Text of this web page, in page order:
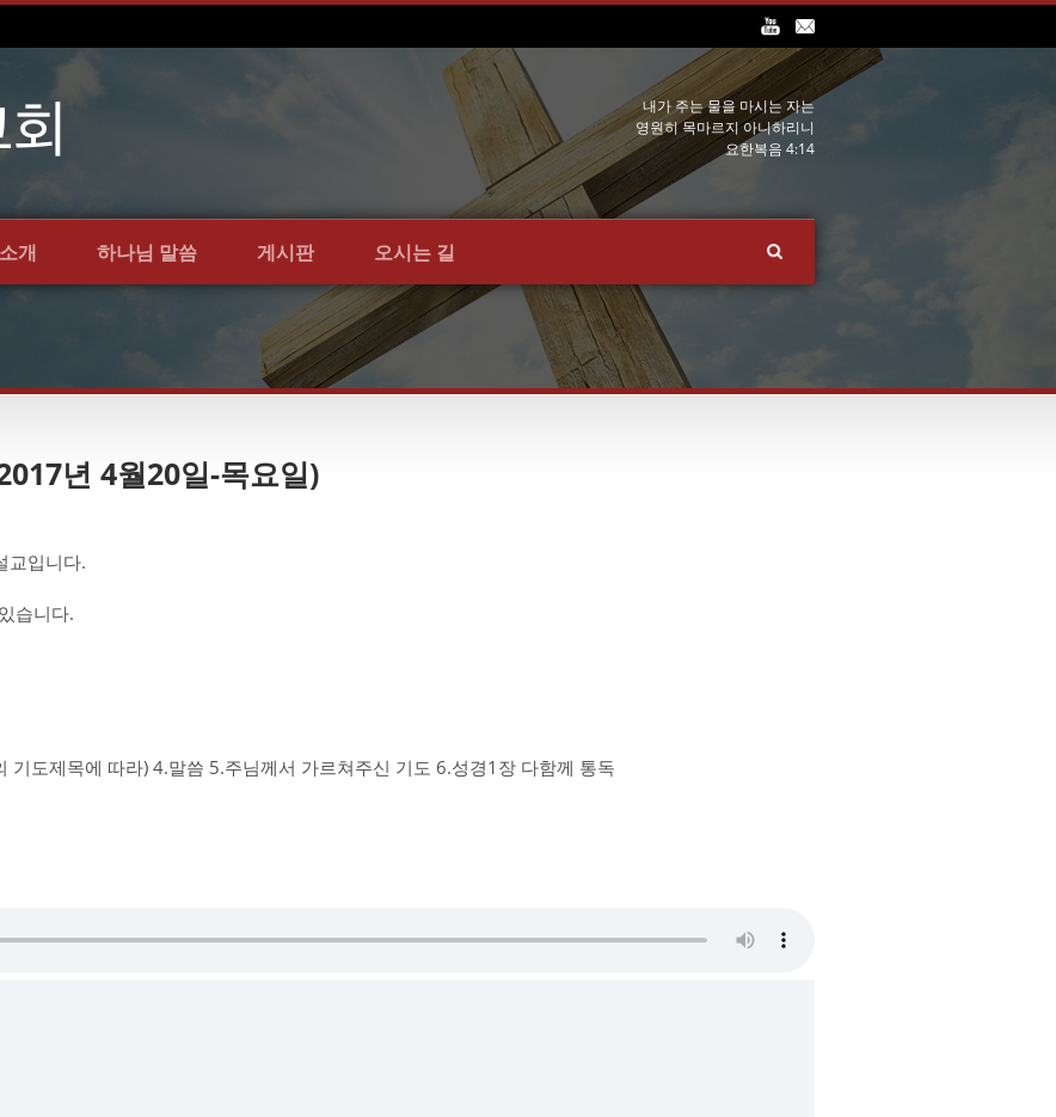
내가 주는 물을 마시는 자는
영원히 목마르지 아니하리니
요한복음 4:14
개 하나님 말씀 게시판 오시는 길
년 4월20일-목요일)
교입니다.
습니다.
기도제목에 따라) 4.말씀 5.주님께서 가르쳐주신 기도 6.성경1장 다함께 통독